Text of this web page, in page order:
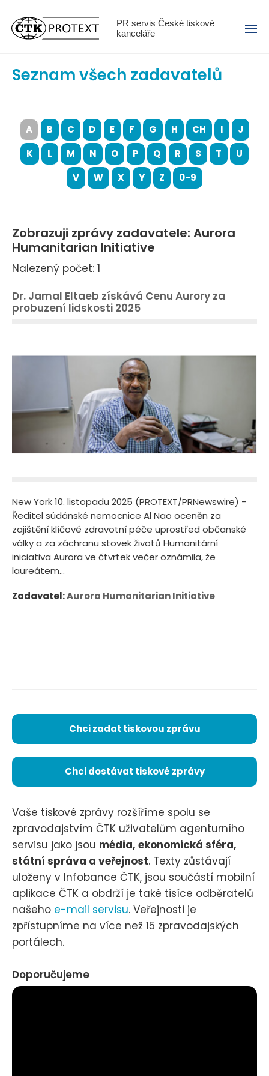
PR servis České tiskové
kanceláře
Menu
Seznam všech zadavatelů
A B C D E F G H CH I
J
K
L M N O P Q R S T
U
V
W X Y Z 0-9
Zobrazuji zprávy zadavatele: Aurora
Humanitarian Initiative
Nalezený počet: 1
Dr. Jamal Eltaeb získává Cenu Aurory za
probuzení lidskosti 2025
New York 10. listopadu 2025 (PROTEXT/PRNewswire) -
Ředitel súdánské nemocnice Al Nao oceněn za
zajištění klíčové zdravotní péče uprostřed občanské
války a za záchranu stovek životů Humanitární
iniciativa Aurora ve čtvrtek večer oznámila, že
laureátem...
Zadavatel:Aurora Humanitarian Initiative
Chci zadat tiskovou zprávu
Chci dostávat tiskové zprávy
Vaše tiskové zprávy rozšíříme spolu se
zpravodajstvím ČTK uživatelům agenturního
servisu jako jsou média, ekonomická sféra,
státní správa a veřejnost. Texty zůstávají
uloženy v Infobance ČTK, jsou součástí mobilní
aplikace ČTK a obdrží je také tisíce odběratelů
našeho e-mail servisu. Veřejnosti je
zpřístupníme na více než 15 zpravodajských
portálech.
Doporučujeme